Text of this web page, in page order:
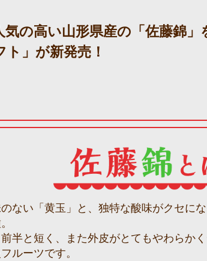
気の高い山形県産の「佐藤錦」
ト」が新発売！
ない「黄玉」と、独特な酸味がクセに
半と短く、また外皮がとてもやわらか
ルーツです。